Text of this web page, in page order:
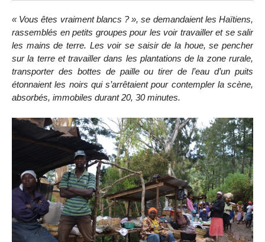
« Vous êtes vraiment blancs ? », se demandaient les Haïtiens,
rassemblés en petits groupes pour les voir travailler et se salir
les mains de terre. Les voir se saisir de la houe, se pencher
sur la terre et travailler dans les plantations de la zone rurale,
transporter des bottes de paille ou tirer de l’eau d’un puits
étonnaient les noirs qui s’arrêtaient pour contempler la scène,
absorbés, immobiles durant 20, 30 minutes.